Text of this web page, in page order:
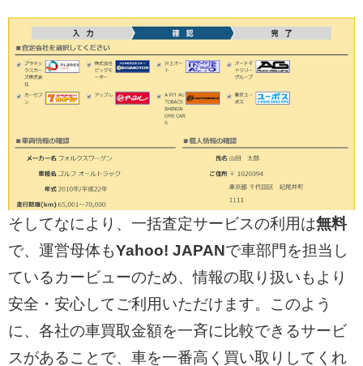
そしてなにより、一括査定サービスの利用は無料
で、運営母体もYahoo! JAPANで車部門を担当し
ているカービューのため、情報の取り扱いもより
安全・安心してご利用いただけます。このよう
に、各社の車買取金額を一斉に比較できるサービ
スがあることで、車を一番高く買い取りしてくれ